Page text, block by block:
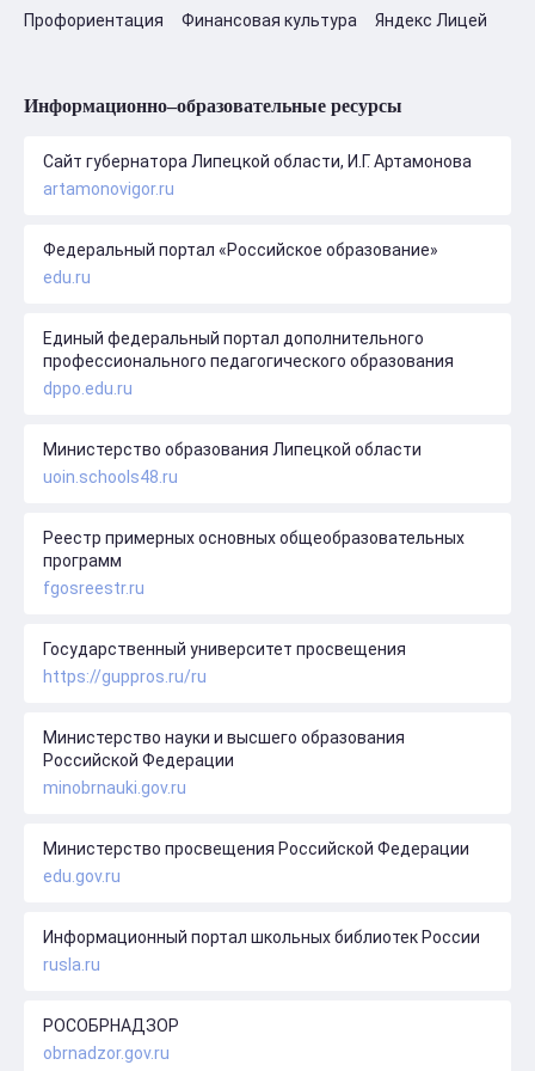
Профориентация
Финансовая культура Яндекс Лицей
Информационно–образовательные ресурсы
Сайт губернатора Липецкой области, И.Г. Артамонова
artamonovigor.ru
Федеральный портал «Российское образование»
edu.ru
Единый федеральный портал дополнительного
профессионального педагогического образования
dppo.edu.ru
Министерство образования Липецкой области
uoin.schools48.ru
Реестр примерных основных общеобразовательных
программ
fgosreestr.ru
Государственный университет просвещения
https://guppros.ru/ru
Министерство науки и высшего образования
Российской Федерации
minobrnauki.gov.ru
Министерство просвещения Российской Федерации
edu.gov.ru
Информационный портал школьных библиотек России
rusla.ru
РОСОБРНАДЗОР
obrnadzor.gov.ru